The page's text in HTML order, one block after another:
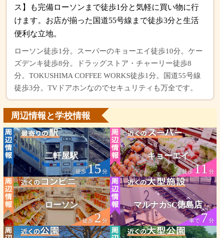
ス】も完備ローソンまで徒歩1分と気軽に買い物に行
けます。お店が揃った国道55号線まで徒歩3分と生活
便利な立地。
ローソン徒歩1分。スーパーのキョーエイ徒歩10分。ケー
ズデンキ徒歩8分。ドラッグストア・チャーリー徒歩8
分。TOKUSHIMA COFFEE WORKS徒歩1分。国道55号線
徒歩3分。TVドアホンなのでセキュリティも万全です。
周辺情報と学校情報
二軒屋駅
徒歩15 分
キョーエイ
徒歩11 分
ローソン
徒歩2分
マルナカSC徳島店
車で7分